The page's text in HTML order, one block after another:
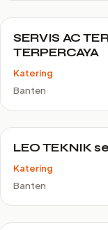
SERVIS AC
TERPERCAYA
Katering
Banten
LEO TEKNIK
Katering
Banten